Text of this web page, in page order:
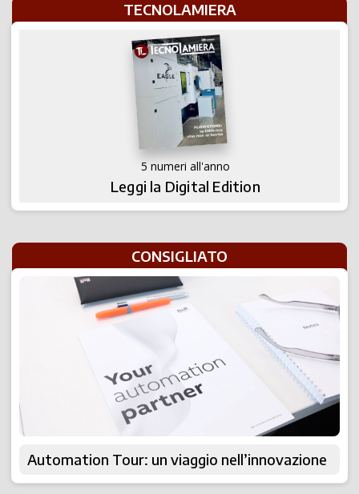
TECNOLAMIERA
5 numeri all'anno
Leggi la Digital Edition
CONSIGLIATO
Automation Tour: un viaggio nell’innovazione